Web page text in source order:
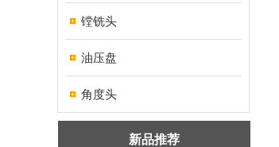
镗铣头
油压盘
角度头
新品推荐